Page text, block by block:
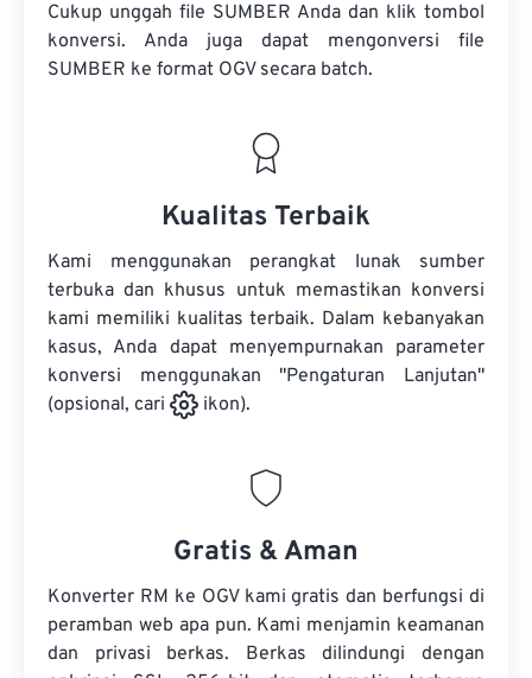
Cukup unggah file SUMBER Anda dan klik tombol
konversi. Anda juga dapat mengonversi file
SUMBER ke format OGV secara batch.
Kualitas Terbaik
Kami menggunakan perangkat lunak sumber
terbuka dan khusus untuk memastikan konversi
kami memiliki kualitas terbaik. Dalam kebanyakan
kasus, Anda dapat menyempurnakan parameter
konversi menggunakan "Pengaturan Lanjutan"
(opsional, cari
ikon).
Gratis & Aman
Konverter RM ke OGV kami gratis dan berfungsi di
peramban web apa pun. Kami menjamin keamanan
dan privasi berkas. Berkas dilindungi dengan